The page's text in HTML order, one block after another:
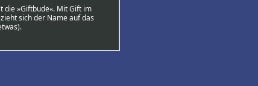
die »Giftbude«. Mit Gift im
sich der Name auf das